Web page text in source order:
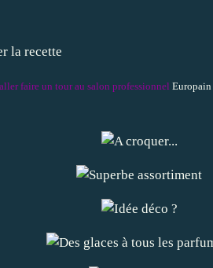
la recette
faire un tour au salon professionnel Europain